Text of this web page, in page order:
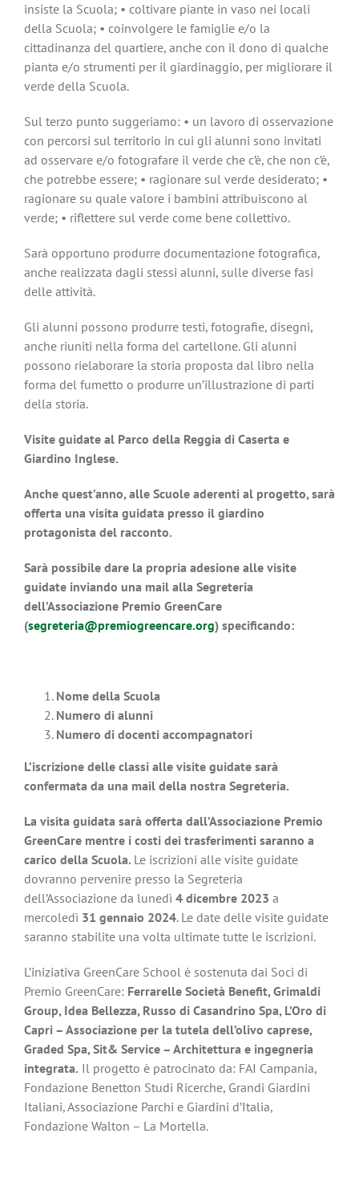
insiste la Scuola; • coltivare piante in vaso nei locali
della Scuola; • coinvolgere le famiglie e/o la
cittadinanza del quartiere, anche con il dono di qualche
pianta e/o strumenti per il giardinaggio, per migliorare il
verde della Scuola.
Sul terzo punto suggeriamo: • un lavoro di osservazione
con percorsi sul territorio in cui gli alunni sono invitati
ad osservare e/o fotografare il verde che c’è, che non c’è,
che potrebbe essere; • ragionare sul verde desiderato; •
ragionare su quale valore i bambini attribuiscono al
verde; • riflettere sul verde come bene collettivo.
Sarà opportuno produrre documentazione fotografica,
anche realizzata dagli stessi alunni, sulle diverse fasi
delle attività.
Gli alunni possono produrre testi, fotografie, disegni,
anche riuniti nella forma del cartellone. Gli alunni
possono rielaborare la storia proposta dal libro nella
forma del fumetto o produrre un’illustrazione di parti
della storia.
Visite guidate al Parco della Reggia di Caserta e
Giardino Inglese.
Anche quest’anno, alle Scuole aderenti al progetto, sarà
offerta una visita guidata presso il giardino
protagonista del racconto.
Sarà possibile dare la propria adesione alle visite
guidate inviando una mail alla Segreteria
dell’Associazione Premio GreenCare
(segreteria@premiogreencare.org) specificando:
Nome della Scuola
Numero di alunni
Numero di docenti accompagnatori
L’iscrizione delle classi alle visite guidate sarà
confermata da una mail della nostra Segreteria.
La visita guidata sarà offerta dall’Associazione Premio
GreenCare mentre i costi dei trasferimenti saranno a
carico della Scuola. Le iscrizioni alle visite guidate
dovranno pervenire presso la Segreteria
dell’Associazione da lunedì 4 dicembre 2023 a
mercoledì 31 gennaio 2024. Le date delle visite guidate
saranno stabilite una volta ultimate tutte le iscrizioni.
L’iniziativa GreenCare School è sostenuta dai Soci di
Premio GreenCare: Ferrarelle Società Benefit, Grimaldi
Group, Idea Bellezza, Russo di Casandrino Spa, L’Oro di
Capri – Associazione per la tutela dell’olivo caprese,
Graded Spa, Sit& Service – Architettura e ingegneria
integrata. Il progetto è patrocinato da: FAI Campania,
Fondazione Benetton Studi Ricerche, Grandi Giardini
Italiani, Associazione Parchi e Giardini d’Italia,
Fondazione Walton – La Mortella.